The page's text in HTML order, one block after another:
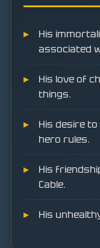
His
associated
His love of
things.
His desire
hero rules.
His
Cable.
His